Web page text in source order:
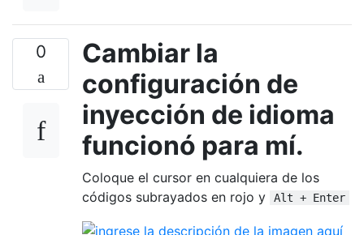
0
Cambiar la
configuración de
inyección de idioma
funcionó para mí.
Coloque el cursor en cualquiera de los
códigos subrayados en rojo y
Alt + Enter